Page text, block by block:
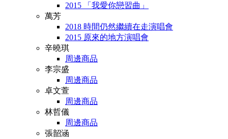
2015 「我愛你戀習曲」
萬芳
2018 時間仍然繼續在走演唱會
2015 原來的地方演唱會
辛曉琪
周邊商品
李宗盛
周邊商品
卓文萱
周邊商品
林哲儀
周邊商品
張韶涵